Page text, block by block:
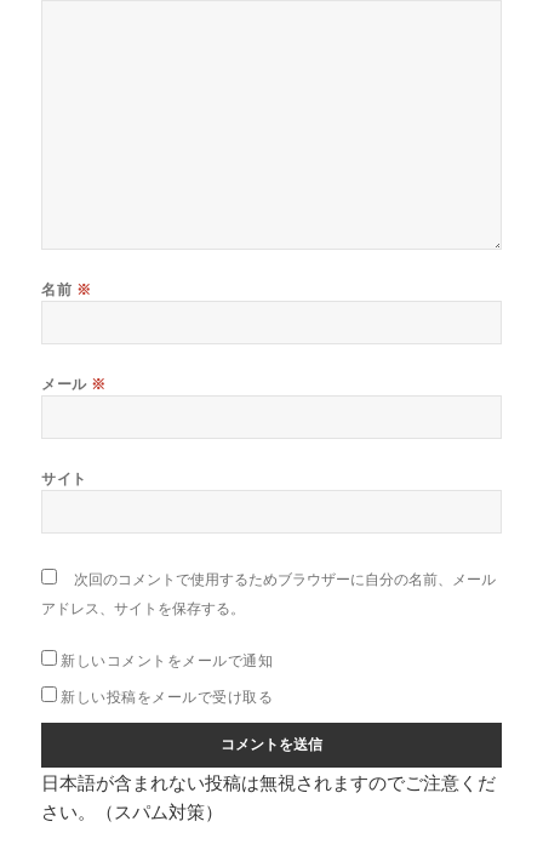
名前 ※
メール ※
サイト
次回のコメントで使用するためブラウザーに自分の名前、メール
アドレス、サイトを保存する。
新しいコメントをメールで通知
新しい投稿をメールで受け取る
日本語が含まれない投稿は無視されますのでご注意くだ
さい。（スパム対策）